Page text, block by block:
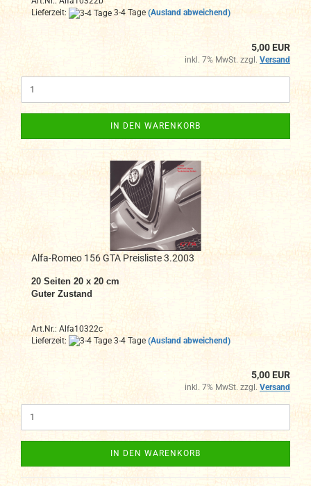
Lieferzeit:
3-4 Tage (Ausland abweichend)
5,00 EUR
inkl. 7% MwSt. zzgl. Versand
IN DEN WARENKORB
Alfa-Romeo 156 GTA Preisliste 3.2003
20 Seiten 20 x 20 cm
Guter Zustand
Art.Nr.: Alfa10322c
Lieferzeit:
3-4 Tage (Ausland abweichend)
5,00 EUR
inkl. 7% MwSt. zzgl.Versand
IN DEN WARENKORB